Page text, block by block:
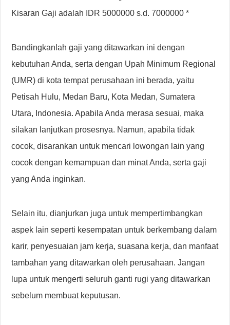
Kisaran Gaji adalah IDR 5000000 s.d. 7000000 *
Bandingkanlah gaji yang ditawarkan ini dengan
kebutuhan Anda, serta dengan Upah Minimum Regional
(UMR) di kota tempat perusahaan ini berada, yaitu
Petisah Hulu, Medan Baru, Kota Medan, Sumatera
Utara, Indonesia. Apabila Anda merasa sesuai, maka
silakan lanjutkan prosesnya. Namun, apabila tidak
cocok, disarankan untuk mencari lowongan lain yang
cocok dengan kemampuan dan minat Anda, serta gaji
yang Anda inginkan.
Selain itu, dianjurkan juga untuk mempertimbangkan
aspek lain seperti kesempatan untuk berkembang dalam
karir, penyesuaian jam kerja, suasana kerja, dan manfaat
tambahan yang ditawarkan oleh perusahaan. Jangan
lupa untuk mengerti seluruh ganti rugi yang ditawarkan
sebelum membuat keputusan.